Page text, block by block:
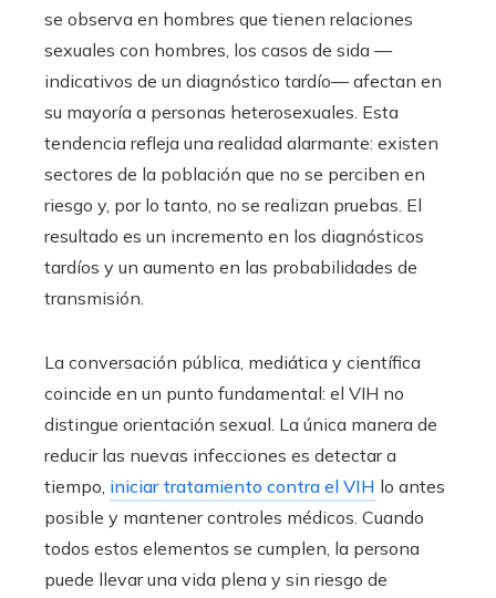
se observa en hombres que tienen relaciones
sexuales con hombres, los casos de sida —
indicativos de un diagnóstico tardío— afectan en
su mayoría a personas heterosexuales. Esta
tendencia refleja una realidad alarmante: existen
sectores de la población que no se perciben en
riesgo y, por lo tanto, no se realizan pruebas. El
resultado es un incremento en los diagnósticos
tardíos y un aumento en las probabilidades de
transmisión.
La conversación pública, mediática y científica
coincide en un punto fundamental: el VIH no
distingue orientación sexual. La única manera de
reducir las nuevas infecciones es detectar a
tiempo, iniciar tratamiento contra el VIH lo antes
posible y mantener controles médicos. Cuando
todos estos elementos se cumplen, la persona
puede llevar una vida plena y sin riesgo de